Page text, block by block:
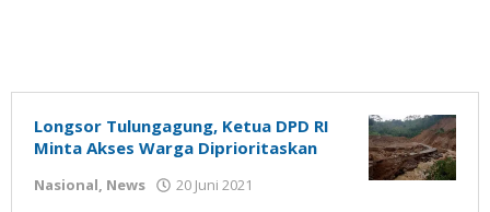
Longsor Tulungagung, Ketua DPD RI
Minta Akses Warga Diprioritaskan
Nasional, News 20 Juni 2021